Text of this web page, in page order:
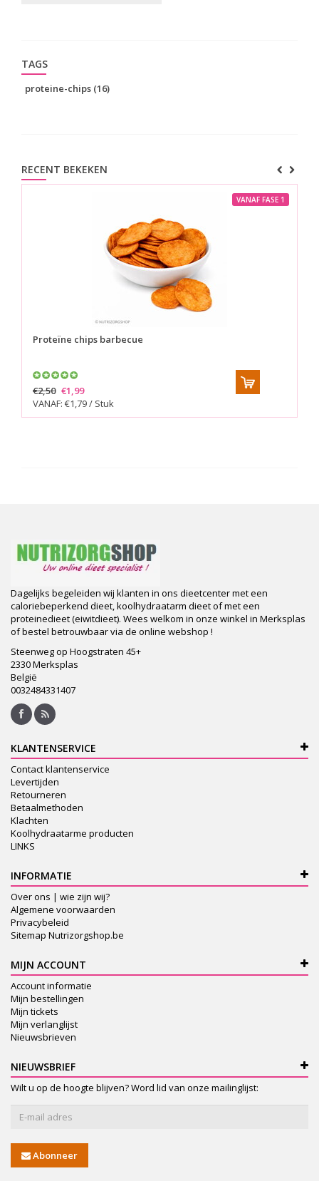
TAGS
proteine-chips (16)
RECENT BEKEKEN
VANAF FASE 1
Proteïne chips barbecue
€2,50 €1,99
VANAF: €1,79 / Stuk
Dagelijks begeleiden wij klanten in ons dieetcenter met een
caloriebeperkend dieet, koolhydraatarm dieet of met een
proteinedieet (eiwitdieet). Wees welkom in onze winkel in Merksplas
of bestel betrouwbaar via de online webshop !
Steenweg op Hoogstraten 45+
2330 Merksplas
België
0032484331407
KLANTENSERVICE
Contact klantenservice
Levertijden
Retourneren
Betaalmethoden
Klachten
Koolhydraatarme producten
LINKS
INFORMATIE
Over ons | wie zijn wij?
Algemene voorwaarden
Privacybeleid
Sitemap Nutrizorgshop.be
MIJN ACCOUNT
Account informatie
Mijn bestellingen
Mijn tickets
Mijn verlanglijst
Nieuwsbrieven
NIEUWSBRIEF
Wilt u op de hoogte blijven? Word lid van onze mailinglijst:
Abonneer